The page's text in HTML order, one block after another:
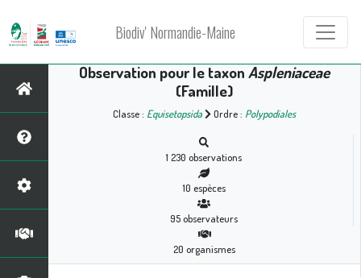
Biodiv' Normandie-Maine
Observation pour le taxon Aspleniaceae
(Famille)
Classe : Equisetopsida Ordre : Polypodiales
1 230 observations
10 espèces
95observateurs
20 organismes